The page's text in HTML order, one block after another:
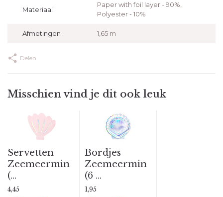
Materiaal
Paper with foil layer - 90%,
Polyester - 10%
Afmetingen 1,65 m
Delen
Misschien vind je dit ook leuk
Servetten
Zeemeermin
(...
4,45
Bordjes
Zeemeermin
(6 ...
1,95